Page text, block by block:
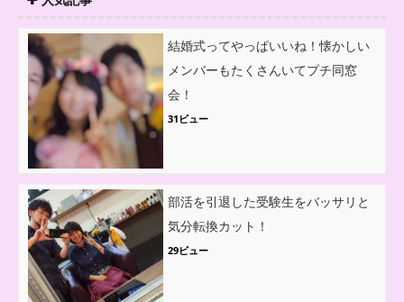
結婚式ってやっぱいいね！懐かしい
メンバーもたくさんいてプチ同窓
会！
31ビュー
部活を引退した受験生をバッサリと
気分転換カット！
29ビュー